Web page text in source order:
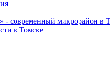
- современный микрорайон в
в Томске